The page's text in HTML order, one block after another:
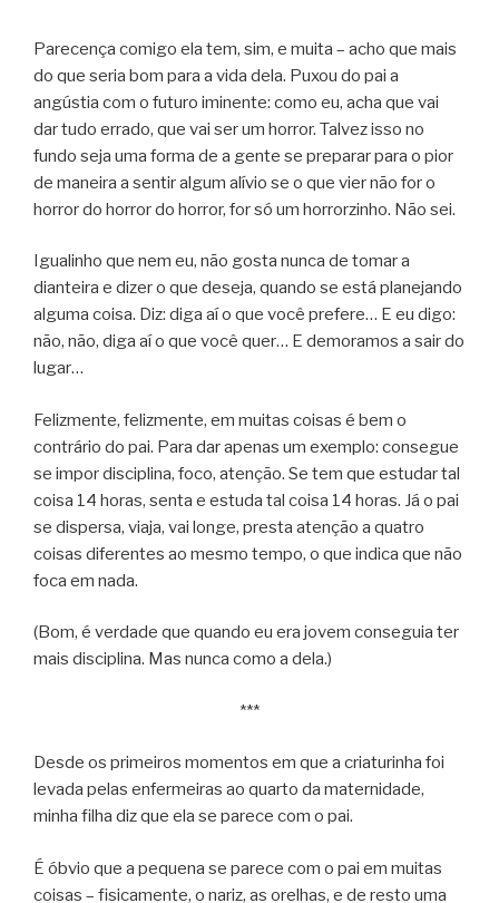
Parecença comigo ela tem, sim, e muita – acho que mais
do que seria bom para a vida dela. Puxou do pai a
angústia com o futuro iminente: como eu, acha que vai
dar tudo errado, que vai ser um horror. Talvez isso no
fundo seja uma forma de a gente se preparar para o pior
de maneira a sentir algum alívio se o que vier não for o
horror do horror do horror, for só um horrorzinho. Não sei.
Igualinho que nem eu, não gosta nunca de tomar a
dianteira e dizer o que deseja, quando se está planejando
alguma coisa. Diz: diga aí o que você prefere… E eu digo:
não, não, diga aí o que você quer… E demoramos a sair do
lugar…
Felizmente, felizmente, em muitas coisas é bem o
contrário do pai. Para dar apenas um exemplo: consegue
se impor disciplina, foco, atenção. Se tem que estudar tal
coisa 14 horas, senta e estuda tal coisa 14 horas. Já o pai
se dispersa, viaja, vai longe, presta atenção a quatro
coisas diferentes ao mesmo tempo, o que indica que não
foca em nada.
(Bom, é verdade que quando eu era jovem conseguia ter
mais disciplina. Mas nunca como a dela.)
***
Desde os primeiros momentos em que a criaturinha foi
levada pelas enfermeiras ao quarto da maternidade,
minha filha diz que ela se parece com o pai.
É óbvio que a pequena se parece com o pai em muitas
coisas – fisicamente, o nariz, as orelhas, e de resto uma